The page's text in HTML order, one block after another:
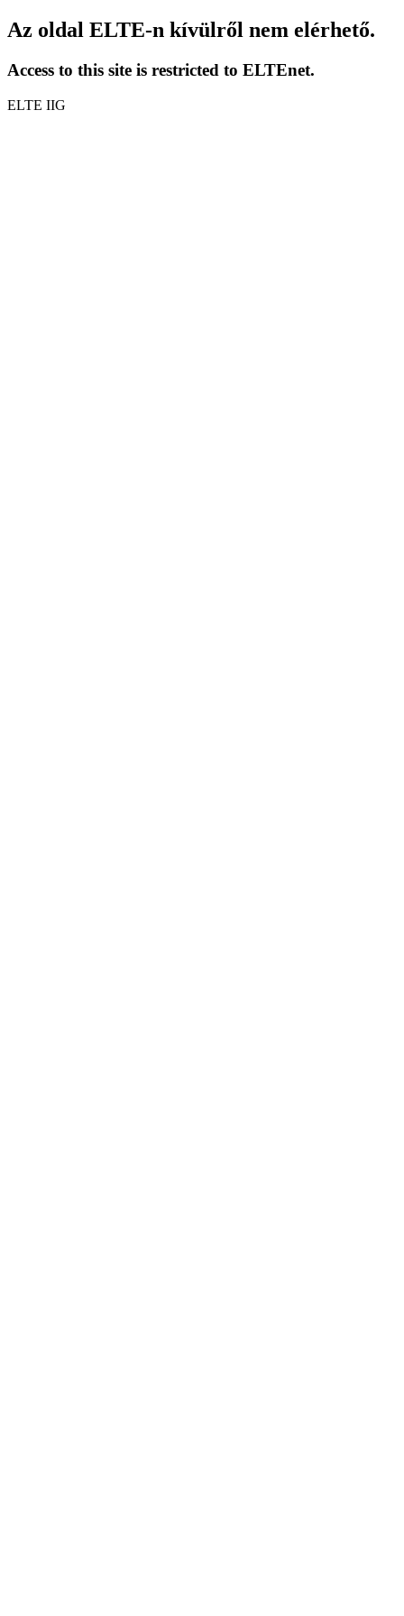
Az oldal ELTE-n kívülről nem elérhető.
Access to this site is restricted to ELTEnet.
ELTE IIG